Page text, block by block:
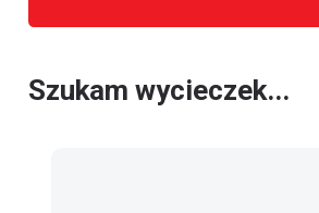
Szukam wycieczek...